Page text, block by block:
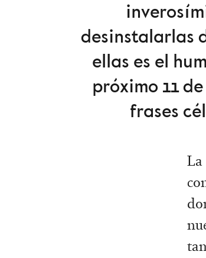
desinstalarlas
ellas es el
próximo 11
frases
La